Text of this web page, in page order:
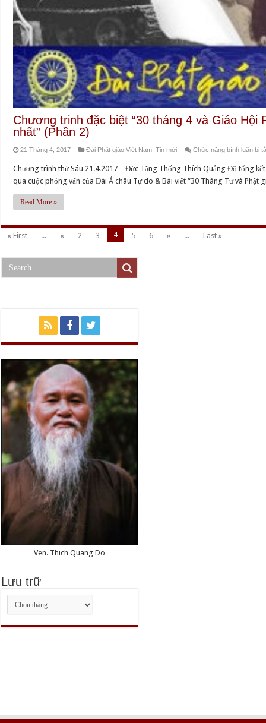
Chương trinh đặc biệt “30 tháng 4 và Giáo Hội
nhất” (Phần 2)
21 Tháng 4, 2017 Đài Phật giáo Việt Nam ,Tin mới Chức năng bình luận bị
Chương trình thứ Sáu 21.4.2017 – Đức Tăng Thống Thích Quảng Độ tổng
qua cuộc phỏng vấn của Đài Á châu Tự do & Bài viết “30 Tháng Tư và Phật
Read More »
« First ... « 2 3 4 5 6 » ... Last »
Ven. Thich Quang Do
Lưu trữ
Lưu
trữ